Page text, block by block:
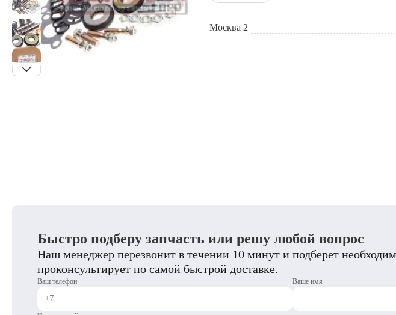
Москва 2
Быстро подберу запчасть или решу любой вопрос
Наш менеджер перезвонит в течении 10 минут и подберет
проконсультирует по самой быстрой доставке.
Ваш телефон Ваше имя